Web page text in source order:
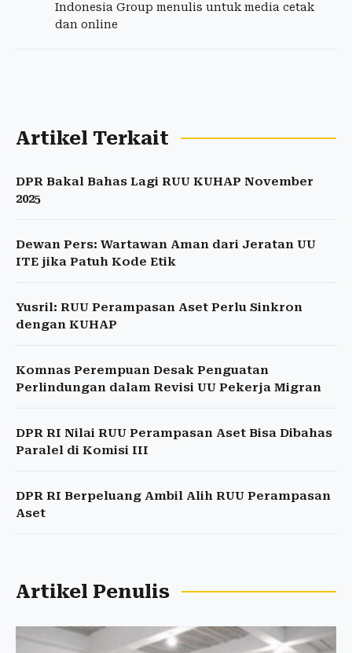
Indonesia Group menulis untuk media cetak
dan online
Artikel Terkait
DPR Bakal Bahas Lagi RUU KUHAP November
2025
Dewan Pers: Wartawan Aman dari Jeratan UU
ITE jika Patuh Kode Etik
Yusril: RUU Perampasan Aset Perlu Sinkron
dengan KUHAP
Komnas Perempuan Desak Penguatan
Perlindungan dalam Revisi UU Pekerja Migran
DPR RI Nilai RUU Perampasan Aset Bisa Dibahas
Paralel di Komisi III
DPR RI Berpeluang Ambil Alih RUU Perampasan
Aset
Artikel Penulis